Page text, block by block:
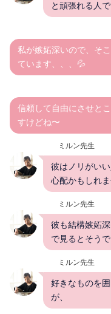
と頑張れる人
私が嫉妬深いので、そ
ています、、、💦
信頼して自由にさせと
すけどね〜
ミルン先生
彼はノリがい
心配かもしれ
ミルン先生
彼も結構嫉妬
で見るとそうで
ミルン先生
好きなものを
が、